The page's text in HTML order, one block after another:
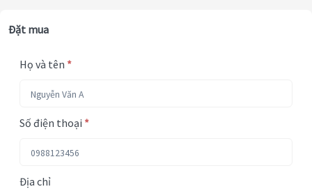
Đặt mua
Họ và tên *
Số điện thoại *
Địa chỉ